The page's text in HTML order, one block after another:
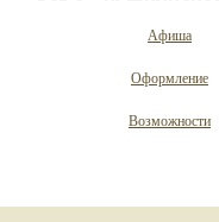
Афиша
Оформление
Возможности